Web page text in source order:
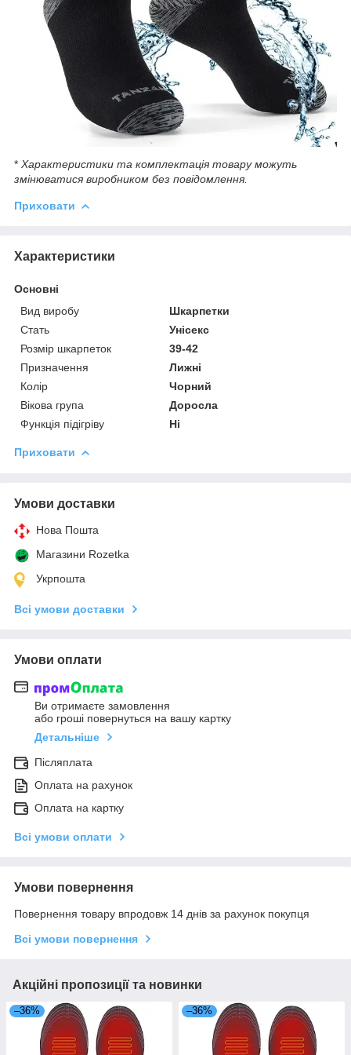
* Характеристики та комплектація товару можуть
змінюватися виробником без повідомлення.
Приховати
Характеристики
Основні
Вид виробу
Шкарпетки
Стать
Унісекс
Розмір шкарпеток
39-42
Призначення
Лижні
Колір
Чорний
Вікова група
Доросла
Функція підігріву
Ні
Приховати
Умови доставки
Нова Пошта
Магазини Rozetka
Укрпошта
Всі умови доставки
Умови оплати
Ви отримаєте замовлення
або гроші повернуться на вашу картку
Детальніше
Післяплата
Оплата на рахунок
Оплата на картку
Всі умови оплати
Умови повернення
Повернення товару впродовж 14 днів за рахунок покупця
Всі умови повернення
Акційні пропозиції та новинки
–36% –36%